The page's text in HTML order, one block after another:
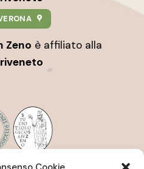
Zeno è affiliato alla